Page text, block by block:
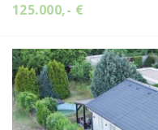
125.000,- €